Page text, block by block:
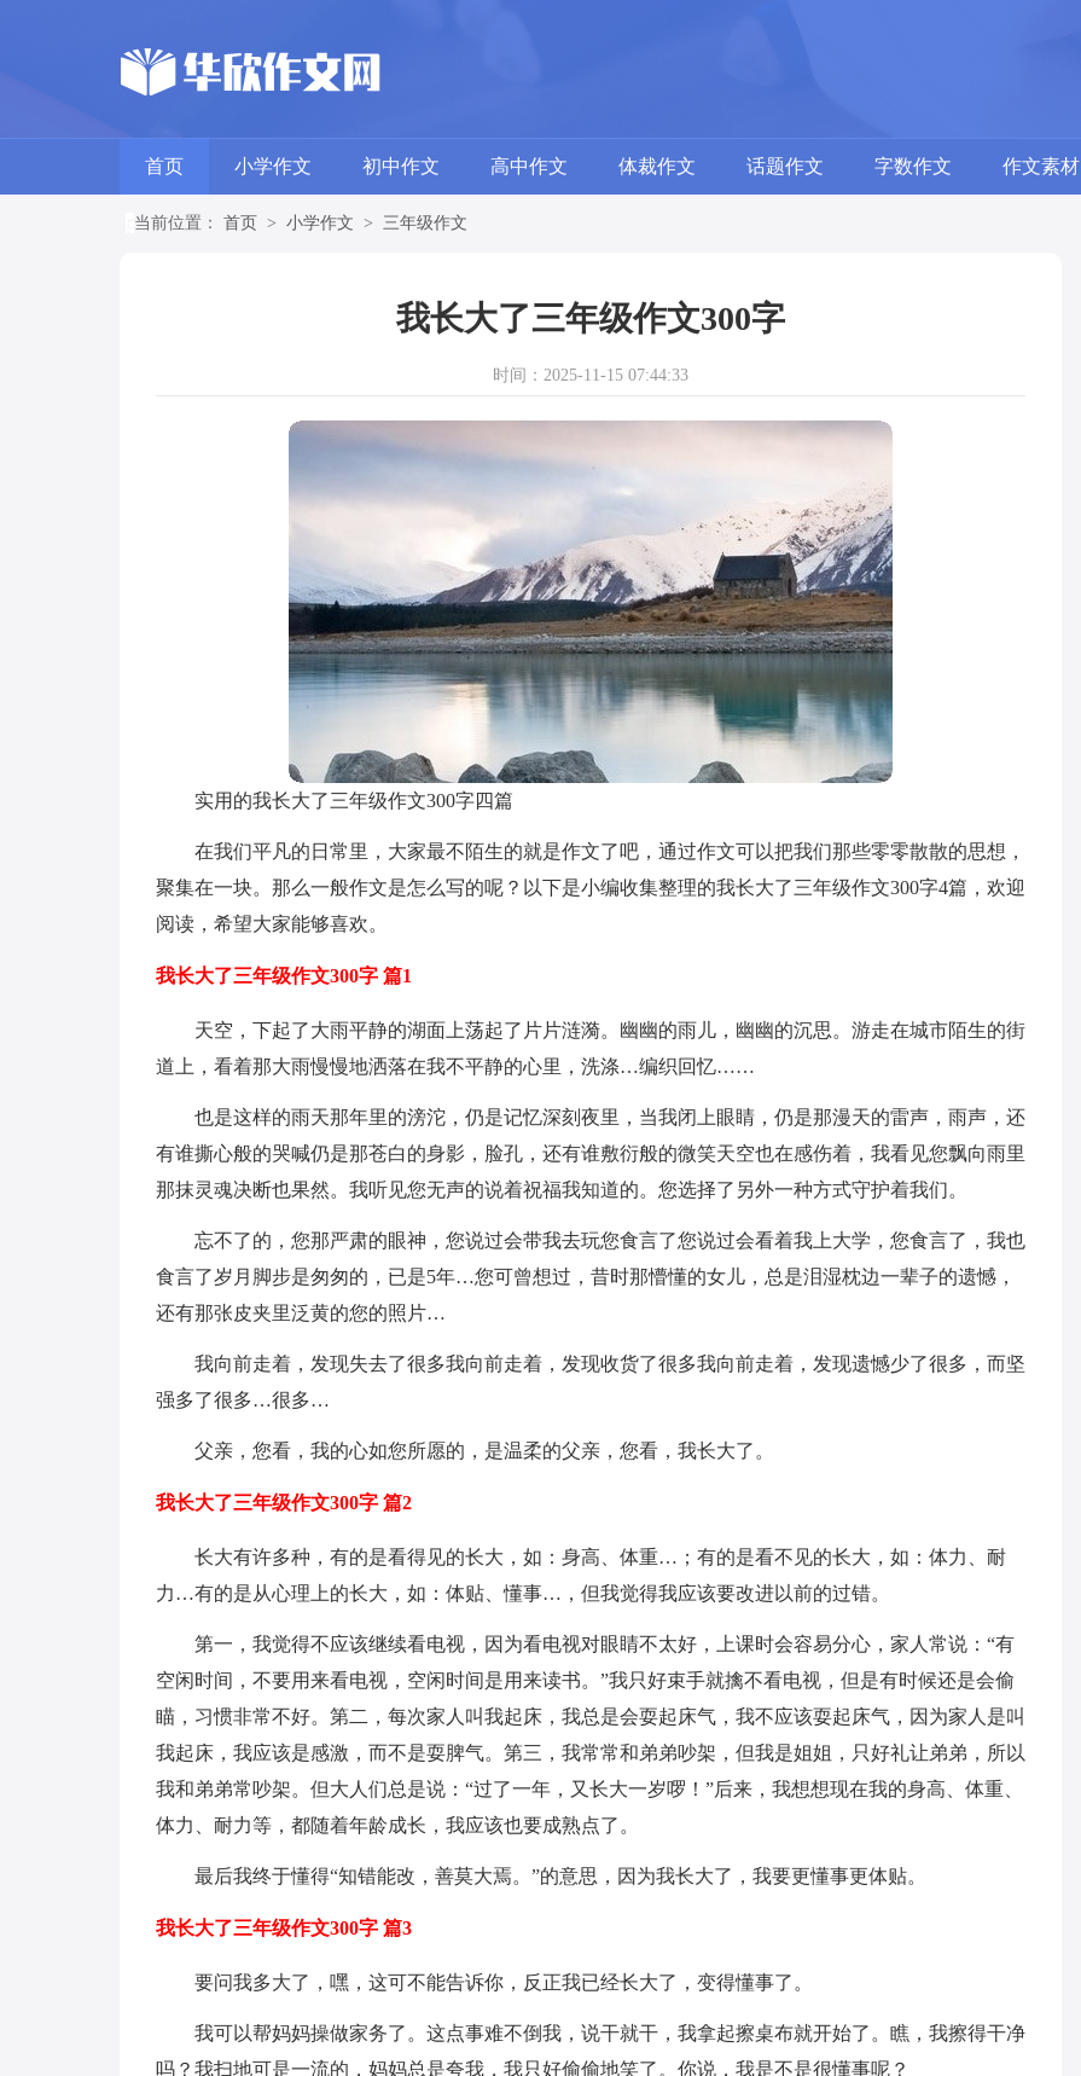
首页 小学作文 初中作文 高中作文 体裁作文 话题作文 字数作文 作文素材
当前位置： 首页 > 小学作文 > 三年级作文
我长大了三年级作文300字
时间：2025-11-15 07:44:33
实用的我长大了三年级作文300字四篇
在我们平凡的日常里，大家最不陌生的就是作文了吧，通过作文可以把我们那些零零散散的思想，
聚集在一块。那么一般作文是怎么写的呢？以下是小编收集整理的我长大了三年级作文300字4篇，欢迎
阅读，希望大家能够喜欢。
我长大了三年级作文300字 篇1
天空，下起了大雨平静的湖面上荡起了片片涟漪。幽幽的雨儿，幽幽的沉思。游走在城市陌生的街
道上，看着那大雨慢慢地洒落在我不平静的心里，洗涤…编织回忆……
也是这样的雨天那年里的滂沱，仍是记忆深刻夜里，当我闭上眼睛，仍是那漫天的雷声，雨声，还
有谁撕心般的哭喊仍是那苍白的身影，脸孔，还有谁敷衍般的微笑天空也在感伤着，我看见您飘向雨里
那抹灵魂决断也果然。我听见您无声的说着祝福我知道的。您选择了另外一种方式守护着我们。
忘不了的，您那严肃的眼神，您说过会带我去玩您食言了您说过会看着我上大学，您食言了，我也
食言了岁月脚步是匆匆的，已是5年…您可曾想过，昔时那懵懂的女儿，总是泪湿枕边一辈子的遗憾，
还有那张皮夹里泛黄的您的照片…
我向前走着，发现失去了很多我向前走着，发现收货了很多我向前走着，发现遗憾少了很多，而坚
强多了很多…很多…
父亲，您看，我的心如您所愿的，是温柔的父亲，您看，我长大了。
我长大了三年级作文300字 篇2
长大有许多种，有的是看得见的长大，如：身高、体重…；有的是看不见的长大，如：体力、耐
力…有的是从心理上的长大，如：体贴、懂事…，但我觉得我应该要改进以前的过错。
第一，我觉得不应该继续看电视，因为看电视对眼睛不太好，上课时会容易分心，家人常说：“有
空闲时间，不要用来看电视，空闲时间是用来读书。”我只好束手就擒不看电视，但是有时候还是会偷
瞄，习惯非常不好。第二，每次家人叫我起床，我总是会耍起床气，我不应该耍起床气，因为家人是叫
我起床，我应该是感激，而不是耍脾气。第三，我常常和弟弟吵架，但我是姐姐，只好礼让弟弟，所以
我和弟弟常吵架。但大人们总是说：“过了一年，又长大一岁啰！”后来，我想想现在我的身高、体重、
体力、耐力等，都随着年龄成长，我应该也要成熟点了。
最后我终于懂得“知错能改，善莫大焉。”的意思，因为我长大了，我要更懂事更体贴。
我长大了三年级作文300字 篇3
要问我多大了，嘿，这可不能告诉你，反正我已经长大了，变得懂事了。
我可以帮妈妈操做家务了。这点事难不倒我，说干就干，我拿起擦桌布就开始了。瞧，我擦得干净
吗？我扫地可是一流的，妈妈总是夸我，我只好偷偷地笑了。你说，我是不是很懂事呢？